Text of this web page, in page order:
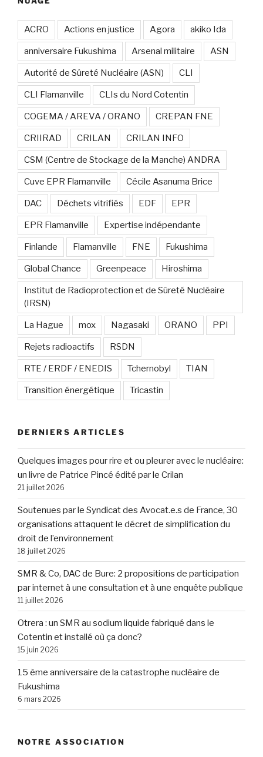
ACRO Actions en justice Agora akiko Ida
anniversaire Fukushima Arsenal militaire ASN
Autorité de Sûreté Nucléaire (ASN) CLI
CLI Flamanville CLIs du Nord Cotentin
COGEMA / AREVA / ORANO CREPAN FNE
CRIIRAD CRILAN CRILAN INFO
CSM (Centre de Stockage de la Manche) ANDRA
Cuve EPR Flamanville Cécile Asanuma Brice
DAC Déchets vitrifiés EDF EPR
EPR Flamanville Expertise indépendante
Finlande Flamanville FNE Fukushima
Global Chance Greenpeace Hiroshima
Institut de Radioprotection et de Sûreté Nucléaire
(IRSN)
La Hague mox Nagasaki ORANO PPI
Rejets radioactifs RSDN
RTE / ERDF / ENEDIS Tchernobyl TIAN
Transition énergétique Tricastin
DERNIERS ARTICLES
Quelques images pour rire et ou pleurer avec le nucléaire:
un livre de Patrice Pincé édité par le Crilan
21 juillet 2026
Soutenues par le Syndicat des Avocat.e.s de France, 30
organisations attaquent le décret de simplification du
droit de l’environnement
18 juillet 2026
SMR & Co, DAC de Bure: 2 propositions de participation
par internet à une consultation et à une enquête publique
11 juillet 2026
Otrera : un SMR au sodium liquide fabriqué dans le
Cotentin et installé où ça donc?
15 juin 2026
15 ème anniversaire de la catastrophe nucléaire de
Fukushima
6 mars 2026
NOTRE ASSOCIATION